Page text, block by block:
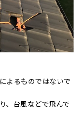
よるものではないで
、台風などで飛んで